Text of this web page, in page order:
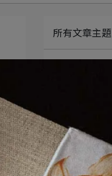
所有文章主題
文章分類